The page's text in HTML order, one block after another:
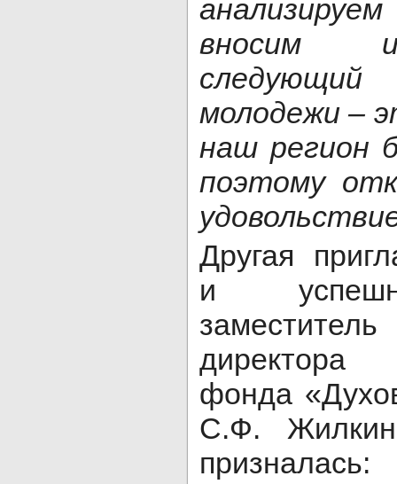
вносим
молодежи –
наш регион
поэтому
Другая
и
директора
фонда
С.Ф.
призналась: